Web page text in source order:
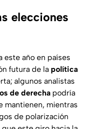
elecciones
este año en países
futura de la política
algunos analistas
de derecha podría
mantienen, mientras
de polarización